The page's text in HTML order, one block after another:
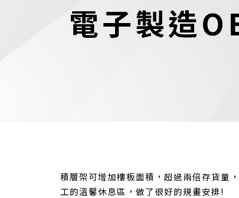
電子製造
積層架可增加樓板面積，超過兩倍存貨量
工的溫馨休息區，做了很好的規畫安排!